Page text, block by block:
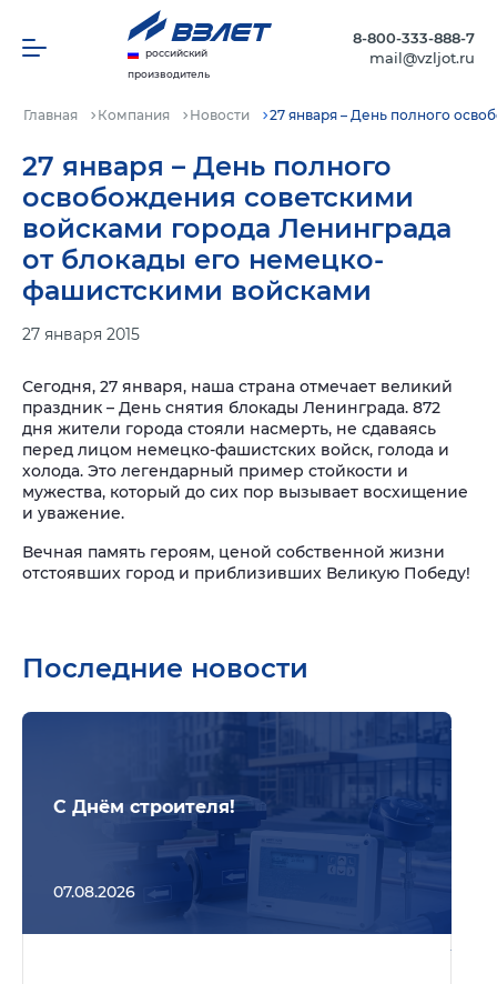
российский
производитель
8-800-333-888-7
mail@vzljot.ru
Главная Компания Новости 27 января – День полного
27 января – День полного
освобождения советскими
войсками города Ленинграда
от блокады его немецко-
фашистскими войсками
27 января 2015
Сегодня, 27 января, наша страна отмечает великий
праздник – День снятия блокады Ленинграда. 872
дня жители города стояли насмерть, не сдаваясь
перед лицом немецко-фашистских войск, голода и
холода. Это легендарный пример стойкости и
мужества, который до сих пор вызывает восхищение
и уважение.
Вечная память героям, ценой собственной жизни
отстоявших город и приблизивших Великую Победу!
Последние новости
С Днём строителя!
07.08.2026